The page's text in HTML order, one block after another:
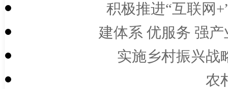
积极推进“互联网
建体系 优服务 强
实施乡村振兴战
农